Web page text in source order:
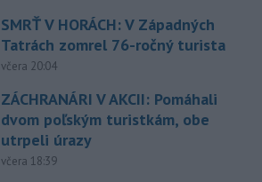
SMRŤ V HORÁCH: V Západných
Tatrách zomrel 76-ročný turista
včera 20:04
ZÁCHRANÁRI V AKCII: Pomáhali
dvom poľským turistkám, obe
utrpeli úrazy
včera 18:39